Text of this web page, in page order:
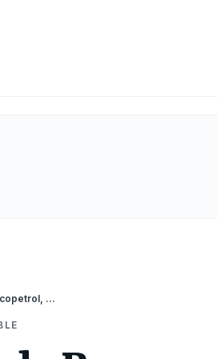
COLOMBIA: Ricardo Roa, presidente de Ecopetrol, fue amenazado de muerte; denunció ante autoridades